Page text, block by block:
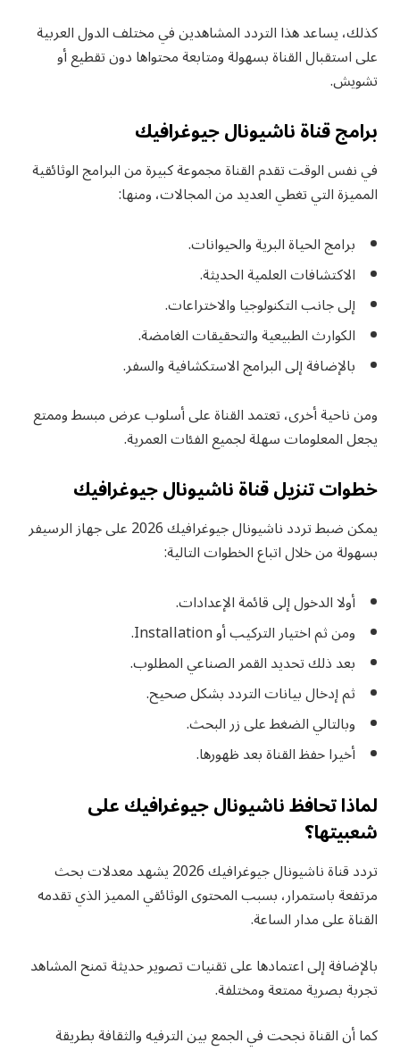
كذلك، يساعد هذا التردد المشاهدين في مختلف الدول العربية
على استقبال القناة بسهولة ومتابعة محتواها دون تقطيع أو
تشويش.
برامج قناة ناشيونال جيوغرافيك
في نفس الوقت تقدم القناة مجموعة كبيرة من البرامج الوثائقية
المميزة التي تغطي العديد من المجالات، ومنها:
برامج الحياة البرية والحيوانات.
الاكتشافات العلمية الحديثة.
إلى جانب التكنولوجيا والاختراعات.
الكوارث الطبيعية والتحقيقات الغامضة.
بالإضافة إلى البرامج الاستكشافية والسفر.
ومن ناحية أخرى، تعتمد القناة على أسلوب عرض مبسط وممتع
يجعل المعلومات سهلة لجميع الفئات العمرية.
خطوات تنزيل قناة ناشيونال جيوغرافيك
يمكن ضبط تردد ناشيونال جيوغرافيك 2026 على جهاز الرسيفر
بسهولة من خلال اتباع الخطوات التالية:
أولا الدخول إلى قائمة الإعدادات.
ومن ثم اختيار التركيب أو Installation.
بعد ذلك تحديد القمر الصناعي المطلوب.
ثم إدخال بيانات التردد بشكل صحيح.
وبالتالي الضغط على زر البحث.
أخيرا حفظ القناة بعد ظهورها.
لماذا تحافظ ناشيونال جيوغرافيك على
شعبيتها؟
تردد قناة ناشيونال جيوغرافيك 2026 يشهد معدلات بحث
مرتفعة باستمرار، بسبب المحتوى الوثائقي المميز الذي تقدمه
القناة على مدار الساعة.
بالإضافة إلى اعتمادها على تقنيات تصوير حديثة تمنح المشاهد
تجربة بصرية ممتعة ومختلفة.
كما أن القناة نجحت في الجمع بين الترفيه والثقافة بطريقة